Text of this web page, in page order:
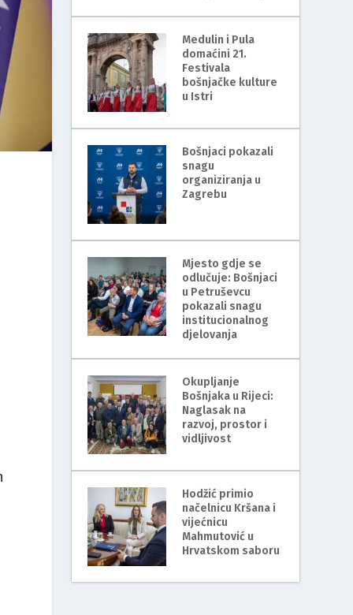
Medulin i Pula
domaćini 21.
Festivala
bošnjačke kulture
u Istri
Bošnjaci pokazali
snagu
organiziranja u
Zagrebu
Mjesto gdje se
odlučuje: Bošnjaci
u Petruševcu
pokazali snagu
institucionalnog
djelovanja
Okupljanje
Bošnjaka u Rijeci:
Naglasak na
razvoj, prostor i
vidljivost
Hodžić primio
načelnicu Kršana i
vijećnicu
Mahmutović u
Hrvatskom saboru